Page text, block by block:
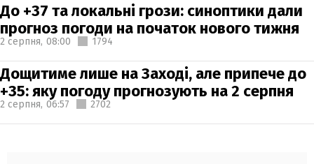
До +37 та локальні грози: синоптики дали
прогноз погоди на початок нового тижня
2 серпня, 08:00 1794
Дощитиме лише на Заході, але припече до
+35: яку погоду прогнозують на 2 серпня
2 серпня, 06:57 2702